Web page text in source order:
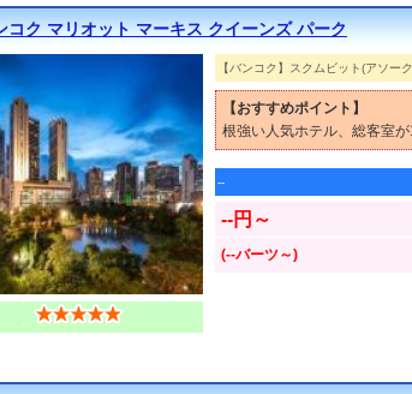
コク マリオット マーキス クイーンズ パーク
【バンコク】スクムビット(アソー
【おすすめポイント】
根強い人気ホテル、総客室
--
--円～
(--バーツ～)